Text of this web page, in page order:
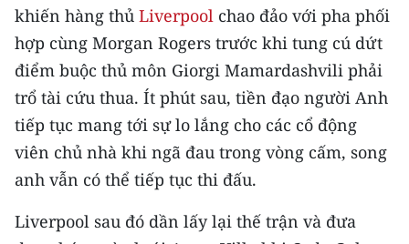
Media Thể thao
Media Giáo dục
Media Y tế
Media Khoa học - Công nghệ
Media Môi trường
Ảnh
khiến hàng thủ Liverpool chao đảo với pha phối
hợp cùng Morgan Rogers trước khi tung cú dứt
điểm buộc thủ môn Giorgi Mamardashvili phải
trổ tài cứu thua. Ít phút sau, tiền đạo người Anh
tiếp tục mang tới sự lo lắng cho các cổ động
viên chủ nhà khi ngã đau trong vòng cấm, song
anh vẫn có thể tiếp tục thi đấu.
Liverpool sau đó dần lấy lại thế trận và đưa